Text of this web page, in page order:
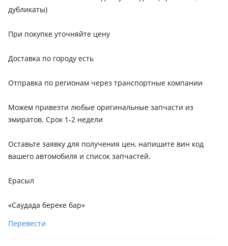
(RB/RC), 2020 - н.в. 5 поколение рестайлинг (YC)
2015 - 2020 6 поколение (AD/ADA), 2018 - 2020 6 поколение
н.в. 7 поколение рестайлинг
Hyundai Grandeur
поколение
Hyundai Santa Fe
поколение (TM/TMA), 2023 - н.в. 5 поколение
2019 - н.в. 8 поколение (DN8), 2017 - 2022 7 поколение
Hyundai Tucson
2023 - н.в. 4 поколение рестайлинг (NX4), 2018 - 2021 3
дубликаты)
При покупке уточняйте цену
Доставка по городу есть
Отправка по регионам через транспортные компании
Можем привезти любые оригинальные запчасти из
эмиратов. Срок 1-2 недели
Оставьте заявку для получения цен, напишите вин код
вашего автомобиля и список запчастей.
Ерасыл
«Саудада береке бар»
Перевести